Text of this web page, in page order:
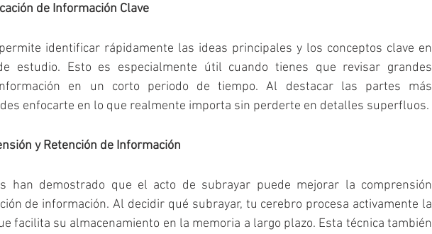
de Información Clave
identificar rápidamente las ideas principales y los conceptos clave en
estudio. Esto es especialmente útil cuando tienes que revisar grandes
en un corto periodo de tiempo. Al destacar las partes más
enfocarte en lo que realmente importa sin perderte en detalles superfluos.
y Retención de Información
han demostrado que el acto de subrayar puede mejorar la comprensión
de información. Al decidir qué subrayar, tu cerebro procesa activamente la
facilita su almacenamiento en la memoria a largo plazo. Esta técnica también